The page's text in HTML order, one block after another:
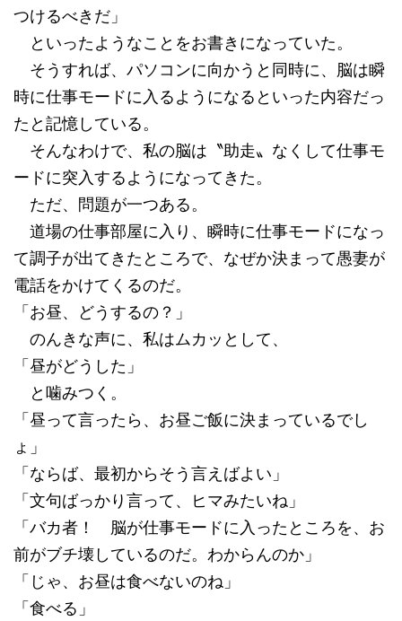
つけるべきだ」
といったようなことをお書きになっていた。
そうすれば、パソコンに向かうと同時に、脳は瞬
時に仕事モードに入るようになるといった内容だっ
たと記憶している。
そんなわけで、私の脳は〝助走〟なくして仕事モ
ードに突入するようになってきた。
ただ、問題が一つある。
道場の仕事部屋に入り、瞬時に仕事モードになっ
て調子が出てきたところで、なぜか決まって愚妻が
電話をかけてくるのだ。
「お昼、どうするの？」
のんきな声に、私はムカッとして、
「昼がどうした」
と噛みつく。
「昼って言ったら、お昼ご飯に決まっているでし
ょ」
「ならば、最初からそう言えばよい」
「文句ばっかり言って、ヒマみたいね」
「バカ者！ 脳が仕事モードに入ったところを、お
前がブチ壊しているのだ。わからんのか」
「じゃ、お昼は食べないのね」
「食べる」